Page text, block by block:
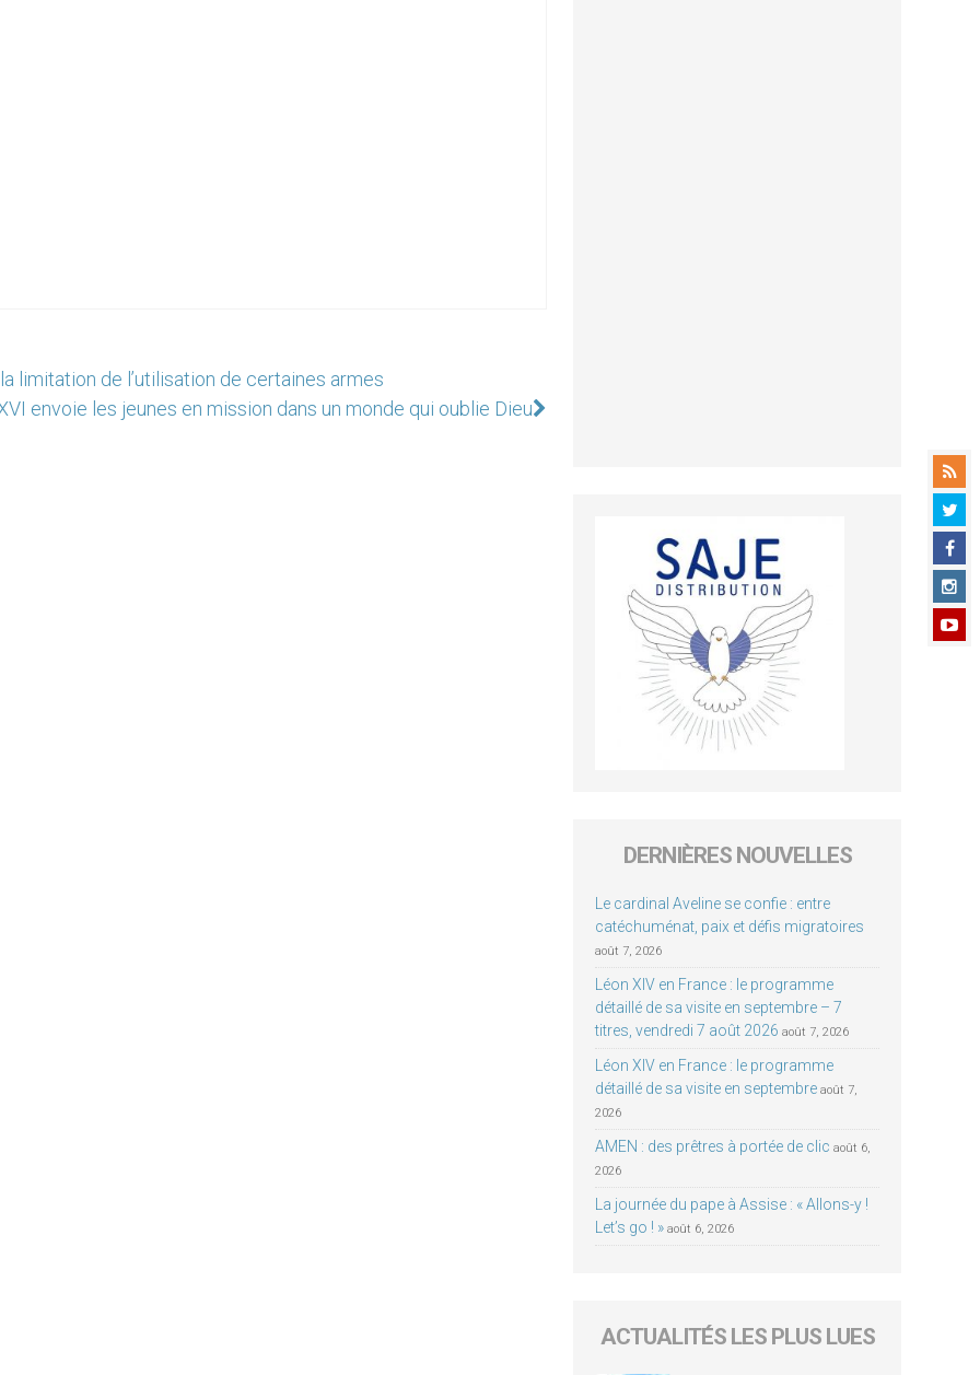
limitation de l’utilisation de certaines armes
envoie les jeunes en mission dans un monde qui oublie Dieu
DERNIÈRES NOUVELLES
Le cardinal Aveline se confie : entre
catéchuménat, paix et défis migratoires
août 7, 2026
Léon XIV en France : le programme
détaillé de sa visite en septembre – 7
titres, vendredi 7 août 2026 août 7, 2026
Léon XIV en France : le programme
détaillé de sa visite en septembre août 7,
2026
AMEN : des prêtres à portée de clic août 6,
2026
La journée du pape à Assise : « Allons-y !
Let’s go ! » août 6, 2026
ACTUALITÉS LES PLUS LUES